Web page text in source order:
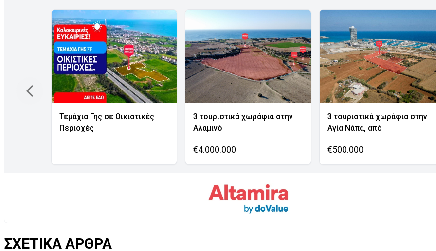
Τεμάχια Γης σε Οικιστικές
Περιοχές
3 τουριστικά χωράφια στην
Αλαμινό
€4.000.000
3 τουριστικά χωράφια στην
Αγία Νάπα, από
€500.000
ΣΧΕΤΙΚΑ ΑΡΘΡΑ